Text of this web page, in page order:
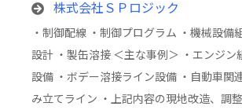
株式会社ＳＰロジック
・制御配線 ・制御プログラム ・機械設備
設計 ・製缶溶接 ＜主な事例＞ ・エンジン
設備 ・ボデー溶接ライン設備 ・自動車関
み立てライン ・上記内容の現地改造、調